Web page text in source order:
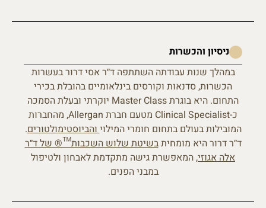
ניסיון והכשרות
במהלך שנות עבודתה השתתפה ד״ר אסי דרור בעשרות
הכשרות, סדנאות וקורסים בינלאומיים בהובלת בכירי
התחום. היא בוגרת Master Class יוקרתי ובעלת הסמכה
כ-Clinical Specialist מטעם חברת Allergan, מהחברות
המובילות בעולם בתחום חומרי המילויוהביוסטימולטורים.
ד״ר דרור היא מומחיתבשיטת שלוש השכבות™® של ד״ר
אלה אגוזי, המאפשרת גישה מתקדמת לאבחון ולטיפול
במבני הפנים.